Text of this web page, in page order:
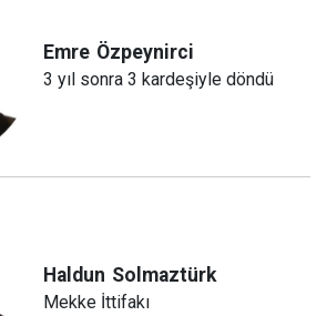
Emre Özpeynirci
3 yıl sonra 3 kardeşiyle döndü
Haldun Solmaztürk
Mekke İttifakı